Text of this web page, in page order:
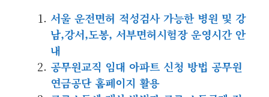
서울 운전면허 적성검사 가능한 병원 및 강
남,강서,도봉, 서부면허시험장 운영시간 안
내
공무원교직 임대 아파트 신청 방법 공무원
연금공단 홈페이지 활용